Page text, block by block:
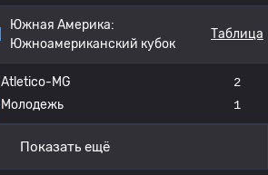
Южная Америка:
Южноамериканский кубок
Таблица
Atletico-MG
Молодежь
2
1
Показать ещё